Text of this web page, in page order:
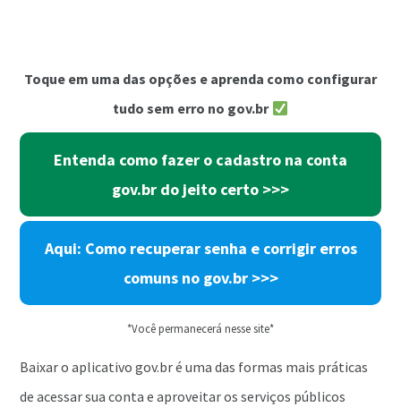
Toque em uma das opções e aprenda como configurar
tudo sem erro no gov.br
Entenda como fazer o cadastro na conta
gov.br do jeito certo >>>
Aqui: Como recuperar senha e corrigir erros
comuns no gov.br >>>
*Você permanecerá nesse site*
Baixar o aplicativo gov.br é uma das formas mais práticas
de acessar sua conta e aproveitar os serviços públicos